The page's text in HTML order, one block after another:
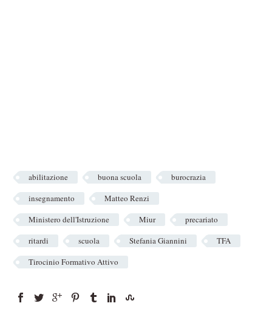
abilitazione buona scuola
burocrazia
insegnamento
Matteo Renzi
Ministero dell'Istruzione
Miur
precariato
ritardi
scuola Stefania Giannini
TFA
Tirocinio Formativo Attivo